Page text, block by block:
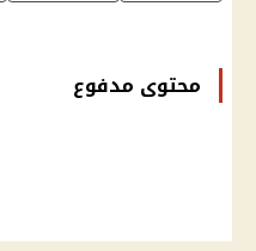
محتوى مدفوع